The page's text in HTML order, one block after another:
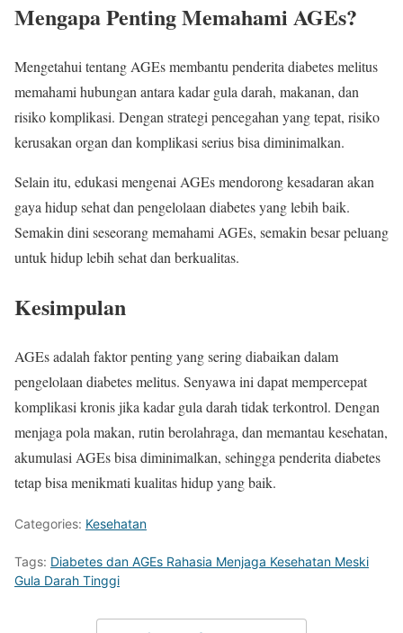
Mengapa Penting Memahami AGEs?
Mengetahui tentang AGEs membantu penderita diabetes melitus
memahami hubungan antara kadar gula darah, makanan, dan
risiko komplikasi. Dengan strategi pencegahan yang tepat, risiko
kerusakan organ dan komplikasi serius bisa diminimalkan.
Selain itu, edukasi mengenai AGEs mendorong kesadaran akan
gaya hidup sehat dan pengelolaan diabetes yang lebih baik.
Semakin dini seseorang memahami AGEs, semakin besar peluang
untuk hidup lebih sehat dan berkualitas.
Kesimpulan
AGEs adalah faktor penting yang sering diabaikan dalam
pengelolaan diabetes melitus. Senyawa ini dapat mempercepat
komplikasi kronis jika kadar gula darah tidak terkontrol. Dengan
menjaga pola makan, rutin berolahraga, dan memantau kesehatan,
akumulasi AGEs bisa diminimalkan, sehingga penderita diabetes
tetap bisa menikmati kualitas hidup yang baik.
Categories: Kesehatan
Tags: Diabetes dan AGEs Rahasia Menjaga Kesehatan Meski
Gula Darah Tinggi